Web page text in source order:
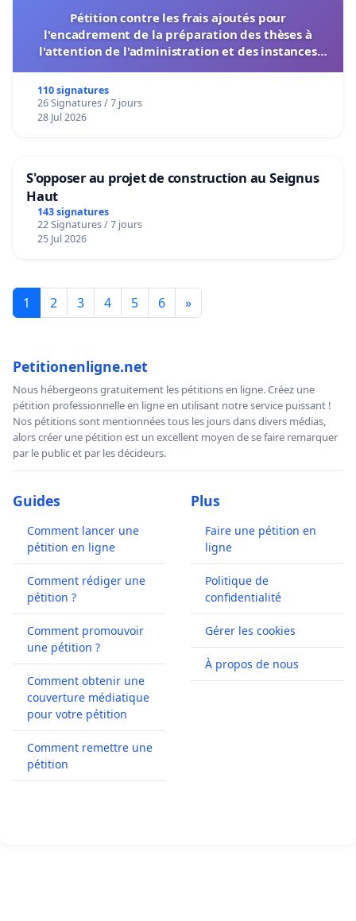
Pétition contre les frais ajoutés pour
l'encadrement de la préparation des thèses à
l'attention de l'administration et des instances
110 signatures
26 Signatures / 7 jours
28 Jul 2026
S'opposer au projet de construction au Seignus
Haut
143 signatures
22 Signatures / 7 jours
25 Jul 2026
1 2 3 4 5 6 »
Petitionenligne.net
Nous hébergeons gratuitement les pétitions en ligne. Créez une
pétition professionnelle en ligne en utilisant notre service puissant !
Nos pétitions sont mentionnées tous les jours dans divers médias,
alors créer une pétition est un excellent moyen de se faire remarquer
par le public et par les décideurs.
Guides
Comment lancer une
pétition en ligne
Comment rédiger une
pétition ?
Comment promouvoir
une pétition ?
Comment obtenir une
couverture médiatique
pour votre pétition
Comment remettre une
pétition
Plus
Faire une pétition en
ligne
Politique de
confidentialité
Gérer les cookies
À propos de nous